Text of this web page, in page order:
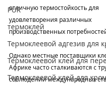
PUR
термоклей
Термоклеевой адгезив для
Термоклеевой клей для
Термоклеевой клей для
отличную термостойкость для
удовлетворения различных
производственных
Однако местные поставщики
Африке часто сталкиваются с
соблюдении международных